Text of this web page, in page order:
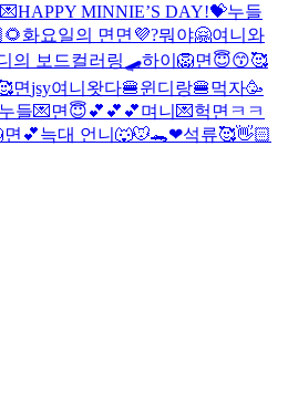
HAPPY MINNIE’S DAY!💝누들
화요일의 면 면💜?뭐야🤗여니와
의 보드컬러링🛹하이🦁면😇😙🥰
면jsy여니왓다🍔윈디랑🍔먹자🥳
누들💌 면😇💕💕💕며니💌헉 면ㅋㅋ
면💕늑대 언니🐺🐭🐊❤석류🥰👋🏻